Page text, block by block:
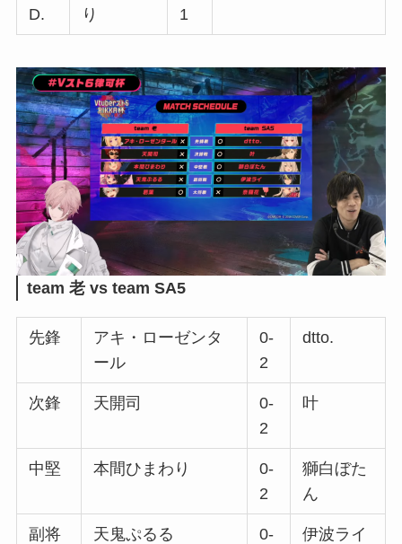
D.
り
1
team 老 vs team SA5
先鋒
アキ・ローゼンタ
ール
0-
2
dtto.
次鋒 天開司
0-
2
叶
中堅 本間ひまわり
0-
2
獅白ぼた
ん
副将 天鬼ぷるる
0-
伊波ライ